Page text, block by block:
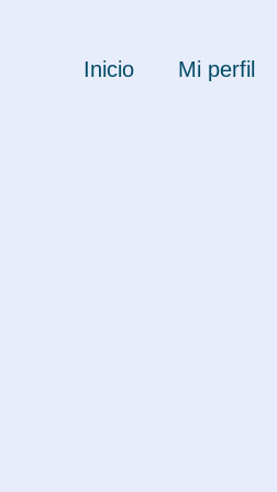
Inicio Mi perfil